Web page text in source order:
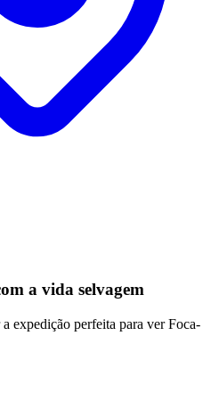
a vida selvagem
expedição perfeita para ver Foca-